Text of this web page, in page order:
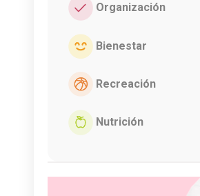
Organización
Bienestar
Recreación
Nutrición